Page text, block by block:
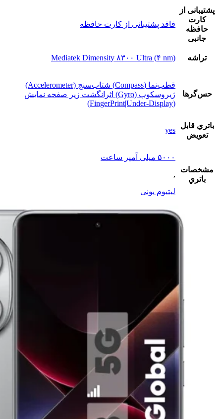
پشتيبانی از
کارت
حافظه
جانبی
فاقد پشتیبانی از کارت حافظه
تراشه Mediatek Dimensity ۸۳۰۰ Ultra (۴ nm)
حس‌گرها
قطب‌نما (Compass) شتاب‌سنج (Accelerometer)
ژیروسکوپ (Gyro) اثرانگشت زیر صفحه نمایش
(FingerPrint|Under-Display)
باتري قابل
تعويض
yes
مشخصات
باتري
۵۰۰۰ میلی آمپر ساعت
,
لیتیوم یونی